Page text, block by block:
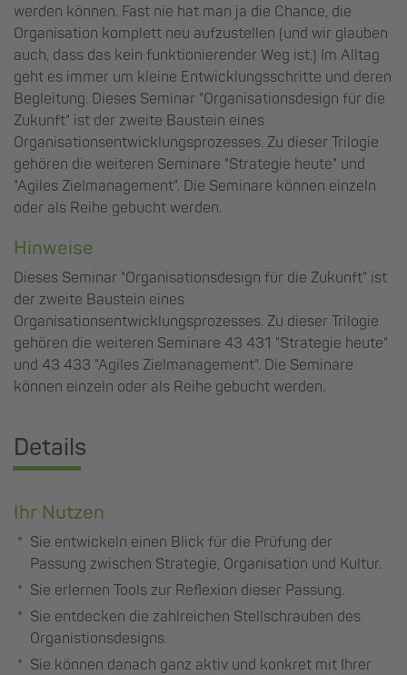
werden können. Fast nie hat man ja die Chance, die
Organisation komplett neu aufzustellen (und wir glauben
auch, dass das kein funktionierender Weg ist.) Im Alltag
geht es immer um kleine Entwicklungsschritte und deren
Begleitung. Dieses Seminar "Organisationsdesign für die
Zukunft" ist der zweite Baustein eines
Organisationsentwicklungsprozesses. Zu dieser Trilogie
gehören die weiteren Seminare "Strategie heute" und
"Agiles Zielmanagement". Die Seminare können einzeln
oder als Reihe gebucht werden.
Hinweise
Dieses Seminar "Organisationsdesign für die Zukunft" ist
der zweite Baustein eines
Organisationsentwicklungsprozesses. Zu dieser Trilogie
gehören die weiteren Seminare 43 431 "Strategie heute"
und 43 433 "Agiles Zielmanagement". Die Seminare
können einzeln oder als Reihe gebucht werden.
Details
Ihr Nutzen
Sie entwickeln einen Blick für die Prüfung der
Passung zwischen Strategie, Organisation und Kultur.
Sie erlernen Tools zur Reflexion dieser Passung.
Sie entdecken die zahlreichen Stellschrauben des
Organistionsdesigns.
Sie können danach ganz aktiv und konkret mit Ihrer